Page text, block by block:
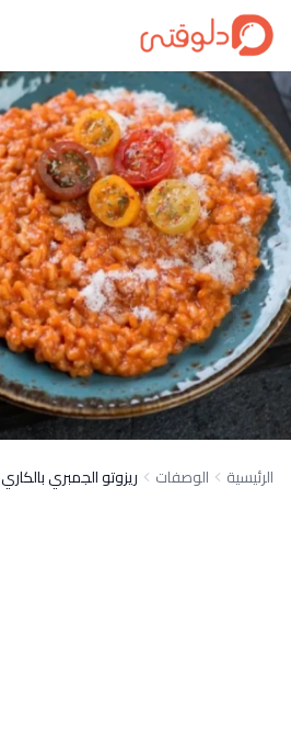
الرئيسية الوصفات ريزوتو الجمبري بالكاري